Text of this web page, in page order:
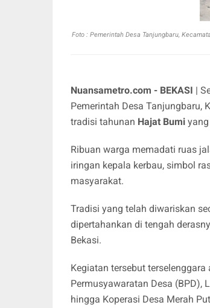
Foto : Pemerintah Desa Tanjungbaru,
Nuansametro.com - BEKASI |
Pemerintah Desa Tanjungbaru,
tradisi tahunan Hajat Bumi
Ribuan warga memadati ruas
iringan kepala kerbau, simbol
masyarakat.
Tradisi yang telah diwariskan
dipertahankan di tengah
Bekasi.
Kegiatan tersebut
Permusyawaratan Desa (BPD),
hingga Koperasi Desa Merah